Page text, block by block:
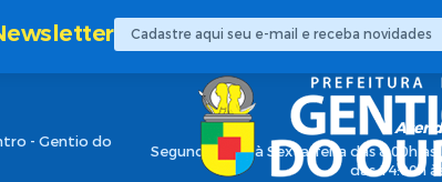
- Gentio do
Segunda-feira à Sexta-feira das 8:00h às
das 14:00h